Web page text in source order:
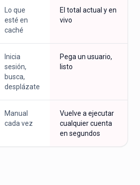
Lo que
esté en
caché
El total actual y en
vivo
Inicia
sesión,
busca,
desplázate
Pega un usuario,
listo
Manual
cada vez
Vuelve a ejecutar
cualquier cuenta
en segundos